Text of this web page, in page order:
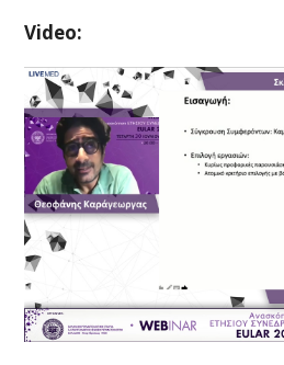
Video: